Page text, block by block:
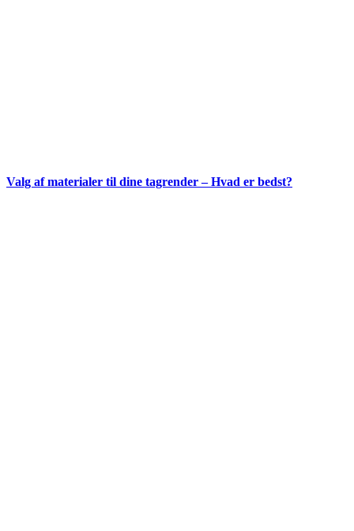
Valg af materialer til dine tagrender – Hvad er bedst?